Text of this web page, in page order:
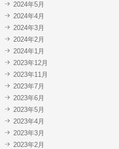
2024年5月
2024年4月
2024年3月
2024年2月
2024年1月
2023年12月
2023年11月
2023年7月
2023年6月
2023年5月
2023年4月
2023年3月
2023年2月